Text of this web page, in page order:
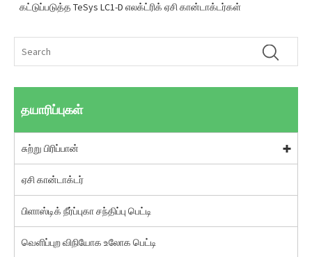
கட்டுப்படுத்த TeSys LC1-D எலக்ட்ரிக் ஏசி கான்டாக்டர்கள்
தயாரிப்புகள்
சுற்று பிரிப்பான்
ஏசி கான்டாக்டர்
பிளாஸ்டிக் நீர்ப்புகா சந்திப்பு பெட்டி
வெளிப்புற விநியோக உலோக பெட்டி